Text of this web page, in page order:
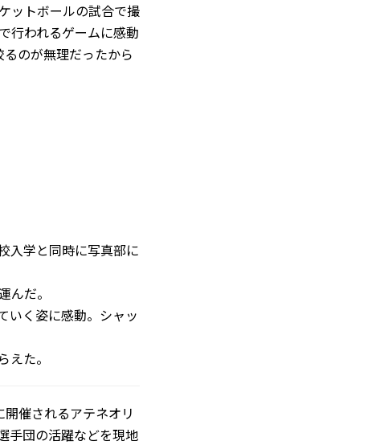
ットボールの試合で撮
行われるゲームに感動
のが無理だったから
入学と同時に写真部に
だ。
いく姿に感動。シャッ
た。
催されるアテネオリ
手団の活躍などを現地